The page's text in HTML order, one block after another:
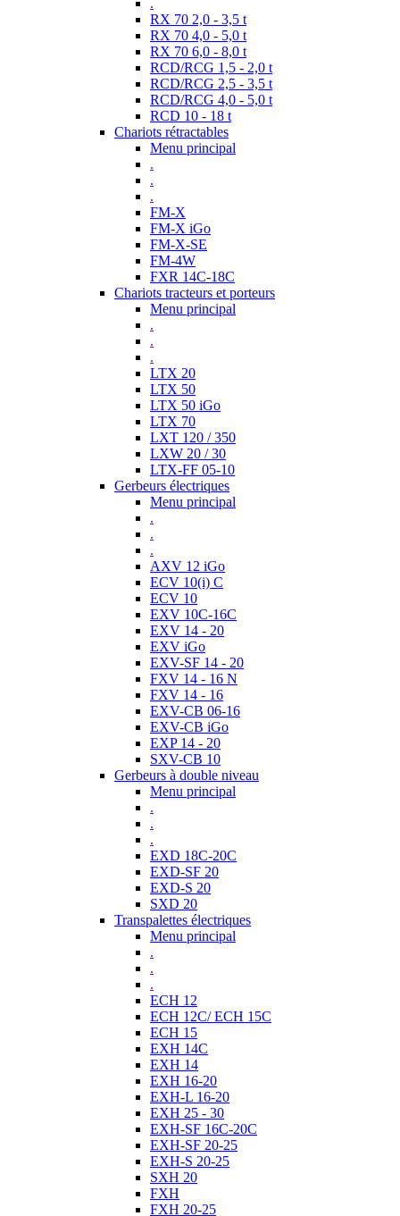
.
RX 70 2,0 - 3,5 t
RX 70 4,0 - 5,0 t
RX 70 6,0 - 8,0 t
RCD/RCG 1,5 - 2,0 t
RCD/RCG 2,5 - 3,5 t
RCD/RCG 4,0 - 5,0 t
RCD 10 - 18 t
Chariots rétractables
Menu principal
.
.
.
FM-X
FM-X iGo
FM-X-SE
FM-4W
FXR 14C-18C
Chariots tracteurs et porteurs
Menu principal
.
.
.
LTX 20
LTX 50
LTX 50 iGo
LTX 70
LXT 120 / 350
LXW 20 / 30
LTX-FF 05-10
Gerbeurs électriques
Menu principal
.
.
.
AXV 12 iGo
ECV 10(i) C
ECV 10
EXV 10C-16C
EXV 14 - 20
EXV iGo
EXV-SF 14 - 20
FXV 14 - 16 N
FXV 14 - 16
EXV-CB 06-16
EXV-CB iGo
EXP 14 - 20
SXV-CB 10
Gerbeurs à double niveau
Menu principal
.
.
.
EXD 18C-20C
EXD-SF 20
EXD-S 20
SXD 20
Transpalettes électriques
Menu principal
.
.
.
ECH 12
ECH 12C/ ECH 15C
ECH 15
EXH 14C
EXH 14
EXH 16-20
EXH-L 16-20
EXH 25 - 30
EXH-SF 16C-20C
EXH-SF 20-25
EXH-S 20-25
SXH 20
FXH
FXH 20-25